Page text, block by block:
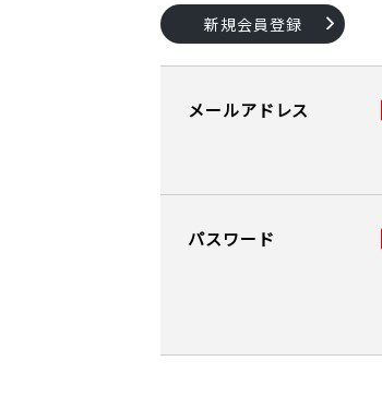
新規会員登録
メールアドレス
パスワード